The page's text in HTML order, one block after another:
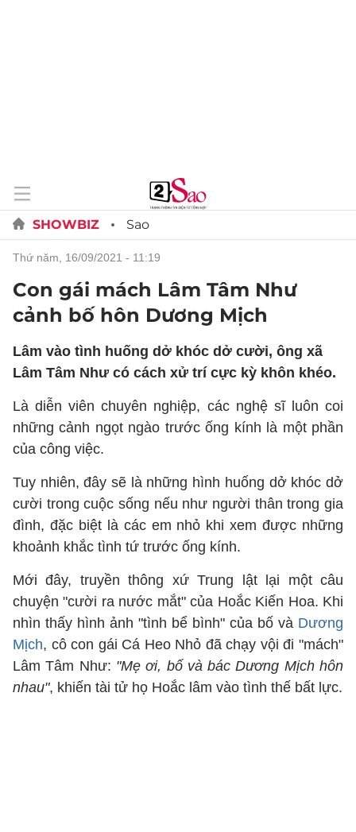
SHOWBIZ Sao
thứ năm, 16/09/2021 - 11:19
Con gái mách Lâm Tâm Như
cảnh bố hôn Dương Mịch
Lâm vào tình huống dở khóc dở cười, ông xã
Lâm Tâm Như có cách xử trí cực kỳ khôn khéo.
Là diễn viên chuyên nghiệp, các nghệ sĩ luôn coi
những cảnh ngọt ngào trước ống kính là một phần
của công việc.
Tuy nhiên, đây sẽ là những hình huống dở khóc dở
cười trong cuộc sống nếu như người thân trong gia
đình, đặc biệt là các em nhỏ khi xem được những
khoảnh khắc tình tứ trước ống kính.
Mới đây, truyền thông xứ Trung lật lại một câu
chuyện "cười ra nước mắt" của Hoắc Kiến Hoa. Khi
nhìn thấy hình ảnh "tình bể bình" của bố và Dương
Mịch, cô con gái Cá Heo Nhỏ đã chạy vội đi "mách"
Lâm Tâm Như: "Mẹ ơi, bố và bác Dương Mịch hôn
nhau", khiến tài tử họ Hoắc lâm vào tình thế bất lực.